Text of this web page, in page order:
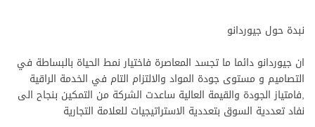
نبدة حول جيوردانو
ان جيوردانو دائما ما تجسد المعاصرة فاختيار نمط الحياة بالبساطة في
التصاميم و مستوى جودة المواد والالتزام التام في الخدمة الراقية
,فامتياز الجودة والقيمة العالية ساعدت الشركة من التمكين بنجاح الى
نفاد تعددية السوق بتعددية الاستراتيجيات للعلامة التجارية